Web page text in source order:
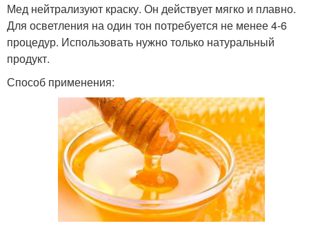
Мед нейтрализуют краску. Он действует мягко и плавно.
Для осветления на один тон потребуется не менее 4-6
процедур. Использовать нужно только натуральный
продукт.
Способ применения: